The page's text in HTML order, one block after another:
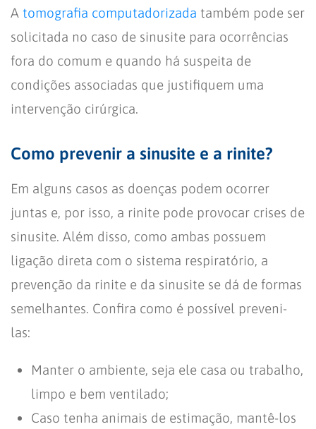
A tomografia computadorizada também pode ser
solicitada no caso de sinusite para ocorrências
fora do comum e quando há suspeita de
condições associadas que justifiquem uma
intervenção cirúrgica.
Como prevenir a sinusite e a rinite?
Em alguns casos as doenças podem ocorrer
juntas e, por isso, a rinite pode provocar crises de
sinusite. Além disso, como ambas possuem
ligação direta com o sistema respiratório, a
prevenção da rinite e da sinusite se dá de formas
semelhantes. Confira como é possível preveni-
las:
Manter o ambiente, seja ele casa ou trabalho,
limpo e bem ventilado;
Caso tenha animais de estimação, mantê-los